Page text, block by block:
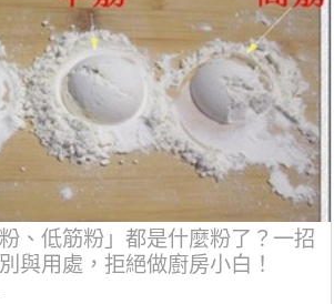
、低筋粉」都是什麼粉了？一招
與用處，拒絕做廚房小白！